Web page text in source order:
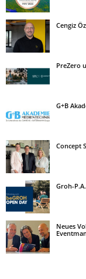
Cengiz
PreZero
G+B
Concept
Groh-
Neues